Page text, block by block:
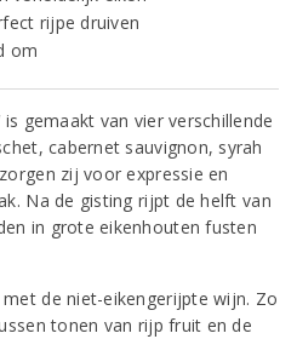
rijpe druiven
om
is gemaakt van vier verschillende
cabernet sauvignon, syrah
zij voor expressie en
Na de gisting rijpt de helft van
in grote eikenhouten fusten
de niet-eikengerijpte wijn. Zo
tonen van rijp fruit en de